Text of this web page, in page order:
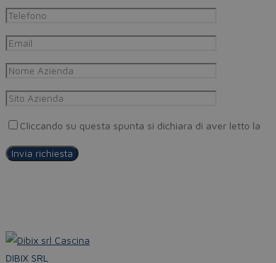
Cliccando su questa spunta si dichiara di aver letto la
DIBIX SRL